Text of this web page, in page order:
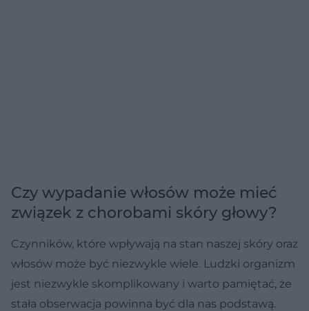
Czy wypadanie włosów może mieć
związek z chorobami skóry głowy?
Czynników, które wpływają na stan naszej skóry oraz
włosów może być niezwykle wiele. Ludzki organizm
jest niezwykle skomplikowany i warto pamiętać, że
stała obserwacja powinna być dla nas podstawą.